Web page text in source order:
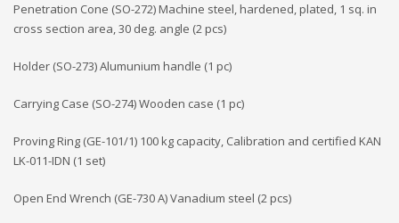
Penetration Cone (SO-272) Machine steel, hardened, plated, 1 sq. in
cross section area, 30 deg. angle (2 pcs)
Holder (SO-273) Alumunium handle (1 pc)
Carrying Case (SO-274) Wooden case (1 pc)
Proving Ring (GE-101/1) 100 kg capacity, Calibration and certified KAN
LK-011-IDN (1 set)
Open End Wrench (GE-730 A) Vanadium steel (2 pcs)